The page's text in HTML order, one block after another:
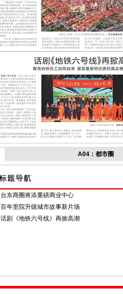
A04：都市圈
台东商圈将添重磅商业中心
百年里院升级城市故事新片场
话剧《地铁六号线》再掀高潮